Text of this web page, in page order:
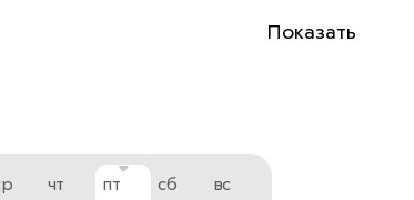
— наш приоритет! Мы знаем, как
зная, что их дети в безопасности и
поэтому у нас есть специальная
где малыши могут весело
Показать
чт
пт
сб
вс